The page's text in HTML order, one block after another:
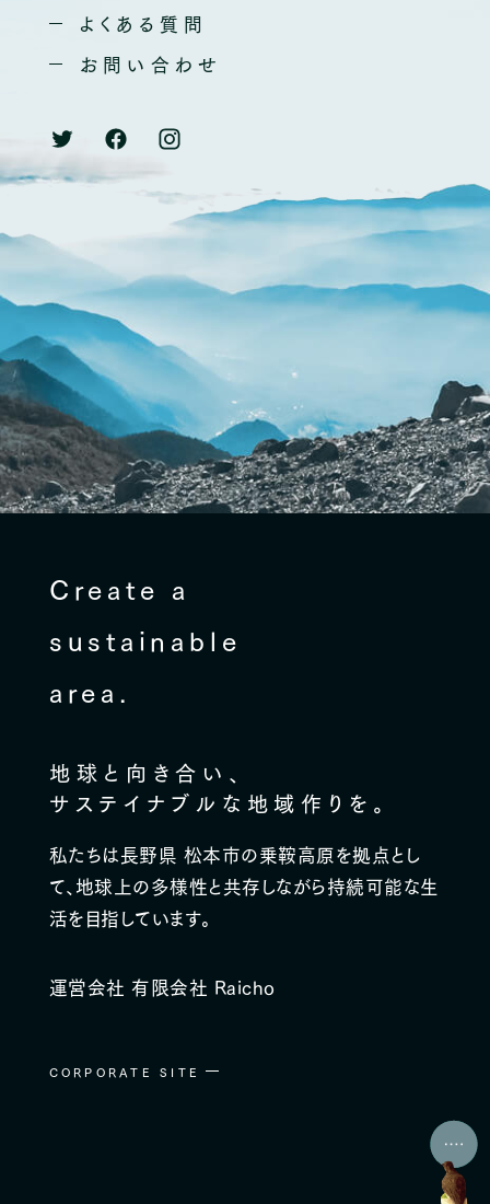
よくある質問
お問い合わせ
Create a
sustainable
area.
地球と向き合い、
サステイナブルな地域作りを。
私たちは長野県 松本市の乗鞍高原を拠点とし
て、地球上の多様性と共存しながら持続可能な生
活を目指しています。
運営会社 有限会社 Raicho
CORPORATE SITE